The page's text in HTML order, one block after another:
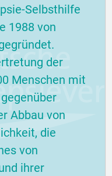
Selbsthilfe
1988 von
der
Menschen mit
Abbau von
die
von
ihrer